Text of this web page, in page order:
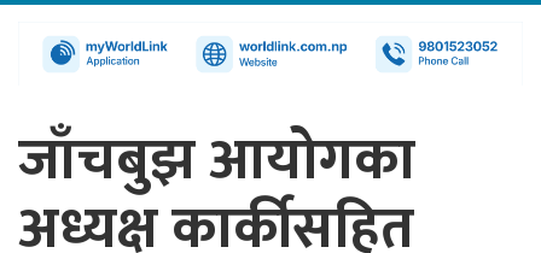
जाँचबुझ आयोगका
अध्यक्ष कार्कीसहित